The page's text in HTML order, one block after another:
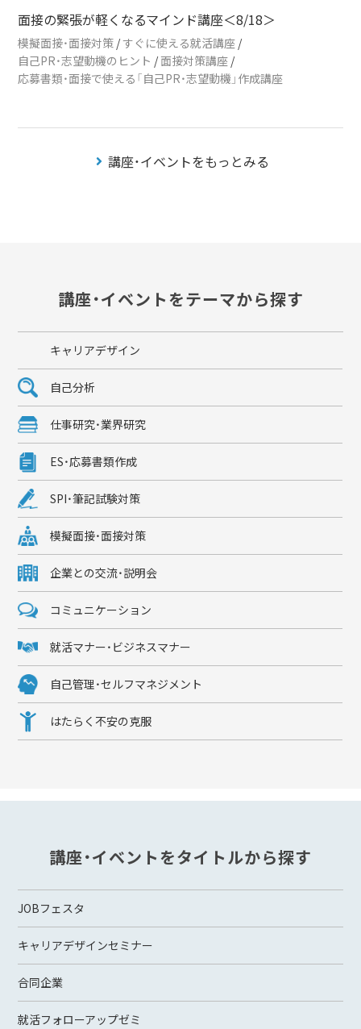
面接の緊張が軽くなるマインド講座＜8/18＞
模擬面接・面接対策 /すぐに使える就活講座 /
自己PR・志望動機のヒント /面接対策講座 /
応募書類・面接で使える「自己PR・志望動機」作成講座
講座・イベントをもっとみる
講座・イベントをテーマから探す
キャリアデザイン
自己分析
仕事研究・業界研究
ES・応募書類作成
SPI・筆記試験対策
模擬面接・面接対策
企業との交流・説明会
コミュニケーション
就活マナー・ビジネスマナー
自己管理・セルフマネジメント
はたらく不安の克服
講座・イベントをタイトルから探す
JOBフェスタ
キャリアデザインセミナー
合同企業
就活フォローアップゼミ